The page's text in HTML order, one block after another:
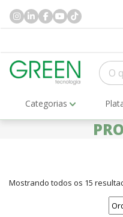
Categorias
Mostrando todos os 15